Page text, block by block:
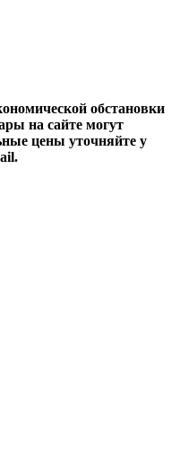
обстановки
на сайте могут
цены уточняйте у